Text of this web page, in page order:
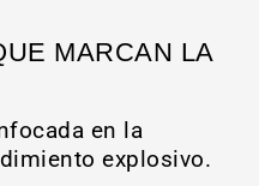
MARCAN LA
en la
explosivo.